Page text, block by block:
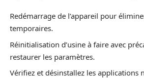
Redémarrage de l’appareil pour
temporaires.
Réinitialisation d’usine à faire avec
restaurer les paramètres.
Vérifiez et désinstallez les applications